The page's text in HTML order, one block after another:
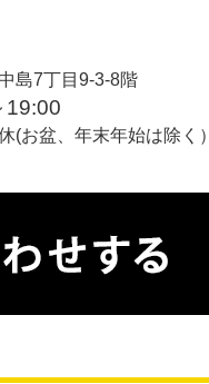
島7丁目9-3-8階
19:00
(お盆、年末年始は除く）